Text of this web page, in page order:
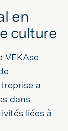
en
culture
VEKAse
a
dans
liées à